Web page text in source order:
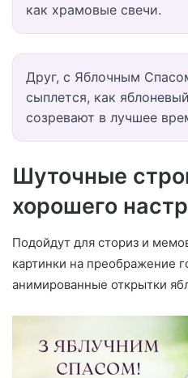
как храмовые свечи.
Друг, с Яблочным
сыплется, как
созревают в лучшее
Шуточные
хорошего
Подойдут для сториз и
картинки на преображение
анимированные открытки